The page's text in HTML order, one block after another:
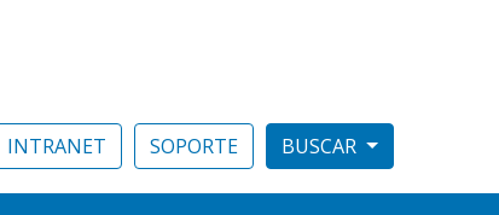
INTRANET SOPORTE